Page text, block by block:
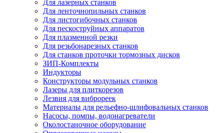
Для лазерных станков
Для ленточнопильных станков
Для листогибочных станков
Для пескоструйных аппаратов
Для плазменной резки
Для резьбонарезных станков
Для станков проточки тормозных дисков
ЗИП-Комплекты
Индукторы
Конструкторы модульных станков
Лазеры для плиткорезов
Лезвия для виброреек
Материалы для рельефно-шлифовальных станков
Насосы, помпы, водонагреватели
Околостаночное оборудование